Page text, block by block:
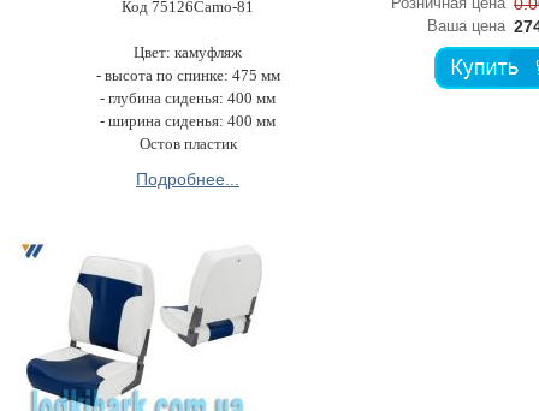
Код 75126Camo-81
Цвет: камуфляж
- высота по спинке: 475 мм
- глубина сиденья: 400 мм
- ширина сиденья: 400 мм
Остов пластик
Подробнее...
Ваша цена